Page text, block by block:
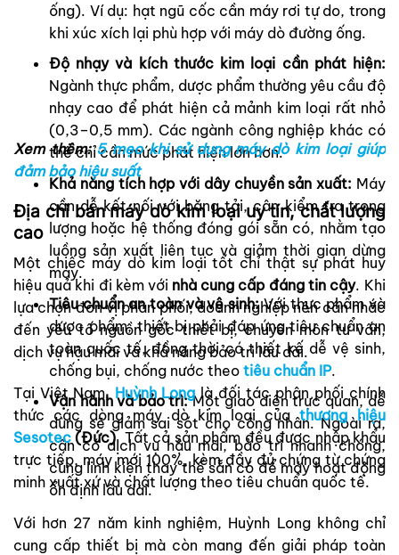
ống). Ví dụ: hạt ngũ cốc cần máy rơi tự do, trong
khi xúc xích lại phù hợp với máy dò đường ống.
Độ nhạy và kích thước kim loại cần phát hiện:
Ngành thực phẩm, dược phẩm thường yêu cầu độ
nhạy cao để phát hiện cả mảnh kim loại rất nhỏ
(0,3–0,5 mm). Các ngành công nghiệp khác có
thể chỉ cần mức phát hiện lớn hơn.
Khả năng tích hợp với dây chuyền sản xuất: Máy
cần dễ kết nối với băng tải, cân kiểm tra trọng
lượng hoặc hệ thống đóng gói sẵn có, nhằm tạo
luồng sản xuất liên tục và giảm thời gian dừng
máy.
Tiêu chuẩn an toàn và vệ sinh:Với thực phẩm và
dược phẩm, thiết bị phải đáp ứng tiêu chuẩn an
toàn quốc tế, đồng thời có thiết kế dễ vệ sinh,
chống bụi, chống nước theo tiêu chuẩn IP.
Vận hành và bảo trì:Một giao diện trực quan, dễ
dùng sẽ giảm sai sót cho công nhân. Ngoài ra,
cần có dịch vụ hậu mãi, bảo trì nhanh chóng,
cùng linh kiện thay thế sẵn có để máy hoạt động
ổn định lâu dài.
Xem thêm:5 mẹo khi sử dụng máy dò kim loại giúp
đảm bảo hiệu suất
Địa chỉ bán máy dò kim loại uy tín, chất lượng
cao
Một chiếc máy dò kim loại tốt chỉ thật sự phát huy
hiệu quả khi đi kèm với nhà cung cấp đáng tin cậy. Khi
lựa chọn đơn vị phân phối, doanh nghiệp nên cân nhắc
đến yếu tố nguồn gốc thiết bị, chuyên môn tư vấn,
dịch vụ hậu mãi và khả năng bảo trì lâu dài.
Tại Việt Nam, Huỳnh Longlà đối tác phân phối chính
thức các dòng máy dò kim loại củathương hiệu
Sesotec (Đức). Tất cả sản phẩm đều được nhập khẩu
trực tiếp, máy mới 100%, kèm đầy đủ chứng từ chứng
minh xuất xứ và chất lượng theo tiêu chuẩn quốc tế.
Với hơn 27 năm kinh nghiệm, Huỳnh Long không chỉ
cung cấp thiết bị mà còn mang đến giải pháp toàn